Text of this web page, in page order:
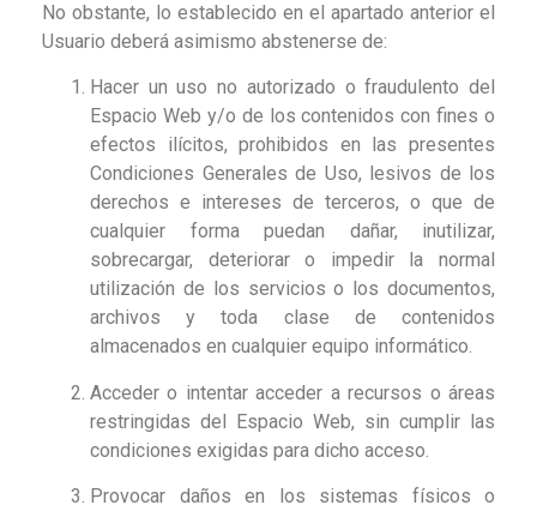
No obstante, lo establecido en el apartado anterior el
Usuario deberá asimismo abstenerse de:
Hacer un uso no autorizado o fraudulento del
Espacio Web y/o de los contenidos con fines o
efectos ilícitos, prohibidos en las presentes
Condiciones Generales de Uso, lesivos de los
derechos e intereses de terceros, o que de
cualquier forma puedan dañar, inutilizar,
sobrecargar, deteriorar o impedir la normal
utilización de los servicios o los documentos,
archivos y toda clase de contenidos
almacenados en cualquier equipo informático.
Acceder o intentar acceder a recursos o áreas
restringidas del Espacio Web, sin cumplir las
condiciones exigidas para dicho acceso.
Provocar daños en los sistemas físicos o